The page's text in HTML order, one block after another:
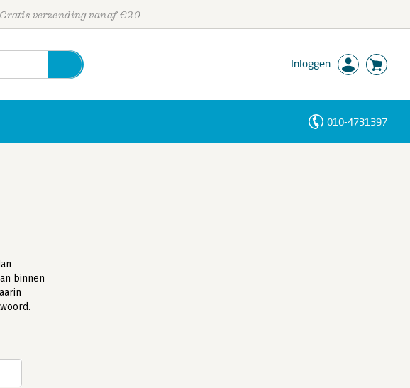
Gratis verzending vanaf €20
Inloggen
010-4731397
binnen
Personen